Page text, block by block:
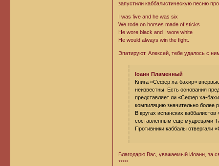
запустили каббалистическую песню
I was five and he was six
We rode on horses made of sticks
He wore black and I wore white
He would always win the fight.
Эпатируют. Алексей, тебе удалось с
Iоанн Пламенный
Книга «Сефер ха-бахир»
неизвестны. Есть основания
представляет ли «Сефер ха-
компиляцию значительно более
В кругах испанских
составленным еще мудрецами
Противники каббалы отвергали
Благодарю Вас, уважаемый Иоанн, за
*****